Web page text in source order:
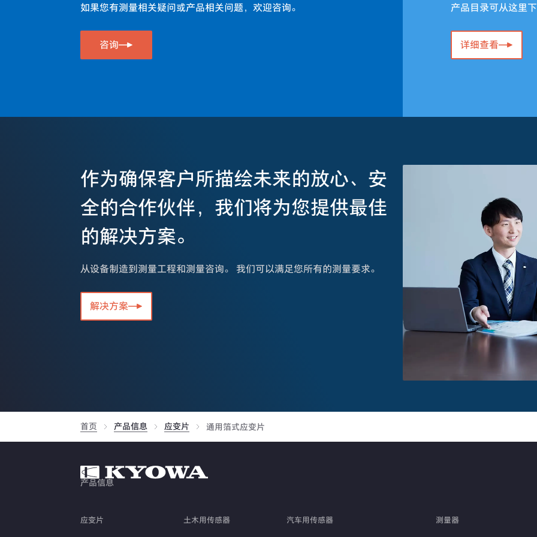
如果您有测量相关疑问或产品相关问题，欢迎咨询。
咨询
产品目录可从这里
详细查看
作为确保客户所描绘未来的放心、安
全的合作伙伴，我们将为您提供最佳
的解决方案。
从设备制造到测量工程和测量咨询。 我们可以满足您所有的测量要求。
解决方案
首页 产品信息 应变片 通用箔式应变片
产品信息
应变片 土木用传感器 汽车用传感器 测量器